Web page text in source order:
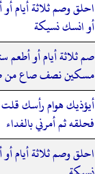
احلق وصم ثلاثة أيام
أو انسك نسيكة
صم ثلاثة أيام أو
مسكين نصف صاع من
أيؤذيك هوام رأسك قلت
فحلقه ثم أمرني بالفداء
احلق وصم ثلاثة أيام